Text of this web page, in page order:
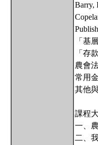
Barry,
「基
「存
農會
常用
其他
課程
一、
二、